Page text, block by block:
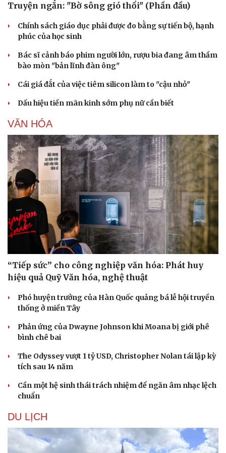
Doanh nghiệp
Doanh nghiệp 24h
Doanh nhân
Công nghệ
Tin Công nghệ
Truyện ngắn: "Bờ sông gió thổi" (Phần đầu)
Chính sách giáo dục phải được đo bằng sự tiến bộ, hạnh
phúc của học sinh
Bác sĩ cảnh báo phim người lớn, rượu bia đang âm thầm
bào mòn "bản lĩnh đàn ông"
Cái giá đắt của việc tiêm silicon làm to "cậu nhỏ"
Dấu hiệu tiền mãn kinh sớm phụ nữ cần biết
VĂN HÓA
“Tiếp sức” cho công nghiệp văn hóa: Phát huy
hiệu quả Quỹ Văn hóa, nghệ thuật
Phó huyện trưởng của Hàn Quốc quảng bá lễ hội truyền
thống ở miền Tây
Phản ứng của Dwayne Johnson khi Moana bị giới phê
bình chê bai
The Odyssey vượt 1 tỷ USD, Christopher Nolan tái lập kỳ
tích sau 14 năm
Cần một hệ sinh thái trách nhiệm để ngăn âm nhạc lệch
chuẩn
DU LỊCH